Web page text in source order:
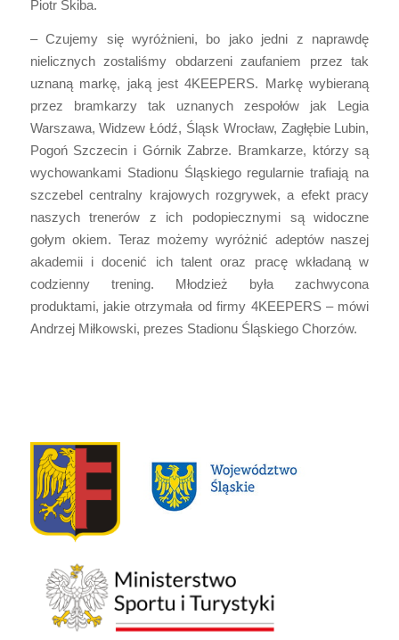
Piotr Skiba.
– Czujemy się wyróżnieni, bo jako jedni z naprawdę
nielicznych zostaliśmy obdarzeni zaufaniem przez tak
uznaną markę, jaką jest 4KEEPERS. Markę wybieraną
przez bramkarzy tak uznanych zespołów jak Legia
Warszawa, Widzew Łódź, Śląsk Wrocław, Zagłębie Lubin,
Pogoń Szczecin i Górnik Zabrze. Bramkarze, którzy są
wychowankami Stadionu Śląskiego regularnie trafiają na
szczebel centralny krajowych rozgrywek, a efekt pracy
naszych trenerów z ich podopiecznymi są widoczne
gołym okiem. Teraz możemy wyróżnić adeptów naszej
akademii i docenić ich talent oraz pracę wkładaną w
codzienny trening. Młodzież była zachwycona
produktami, jakie otrzymała od firmy 4KEEPERS – mówi
Andrzej Miłkowski, prezes Stadionu Śląskiego Chorzów.